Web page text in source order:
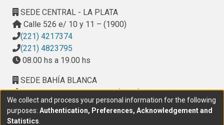
SEDE CENTRAL - LA PLATA
Calle 526 e/ 10 y 11 – (1900)
(221) 4217374
(221) 4823795
08.00 hs a 19.00 hs
SEDE BAHÍA BLANCA
Calle Ciudad de Cali 320 – (8000). Universidad
Provincial del Sudoeste (UPSO)
(291) 459 2550, interno 147
We collect and process your personal information for the following
purposes: Authentication, Preferences, Acknowledgement and
Statistics